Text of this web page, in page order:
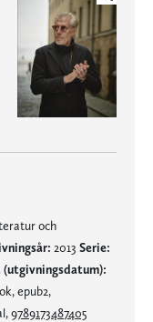
och
2013 Serie:
(utgivningsdatum):
epub2,
9789173487405